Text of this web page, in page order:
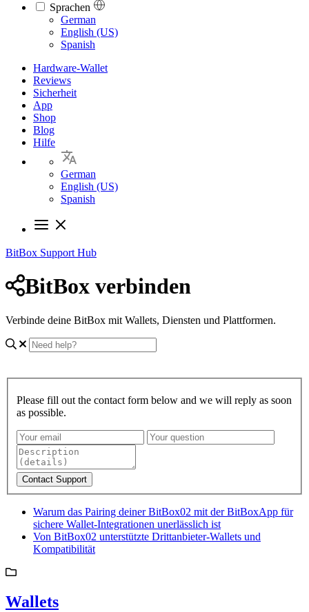
Sprachen
Languages
German
English (US)
Spanish
Hardware-Wallet
Reviews
Sicherheit
App
Shop
Blog
Hilfe
German
English (US)
Spanish
BitBox Support Hub
BitBox verbinden
Verbinde deine BitBox mit Wallets, Diensten und Plattformen.
Please fill out the contact form below and we will reply as soon
as possible.
Contact Support
Warum das Pairing deiner BitBox02 mit der BitBoxApp für
sichere Wallet-Integrationen unerlässlich ist
Von BitBox02 unterstützte Drittanbieter-Wallets und
Kompatibilität
Wallets